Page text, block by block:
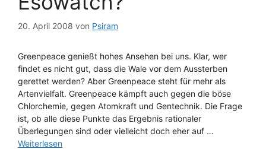
20. April 2008 von Psiram
Greenpeace genießt hohes Ansehen bei uns. Klar, wer
findet es nicht gut, dass die Wale vor dem Aussterben
gerettet werden? Aber Greenpeace steht für mehr als
Artenvielfalt. Greenpeace kämpft auch gegen die böse
Chlorchemie, gegen Atomkraft und Gentechnik. Die Frage
ist, ob alle diese Punkte das Ergebnis rationaler
Überlegungen sind oder vielleicht doch eher auf …
Weiterlesen